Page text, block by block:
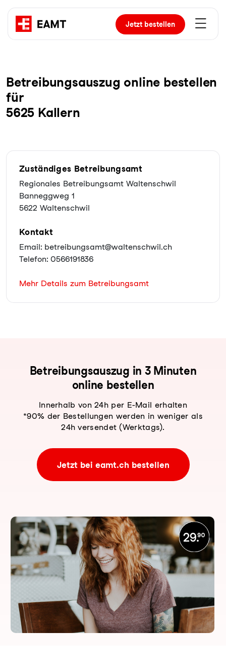
Jetztbestellen
Be­trei­bungs­aus­zug online bestellen
für
5625 Kallern
Zuständiges Betreibungsamt
Regionales Betreibungsamt Waltenschwil
Banneggweg 1
5622 Waltenschwil
Kontakt
Email: betreibungsamt@waltenschwil.ch
Telefon: 0566191836
Mehr Details zum Betreibungsamt
Be­trei­bungs­aus­zug in 3 Minuten
online bestellen
Innerhalb von 24h per E-Mail erhalten
*90% der Bestellungen werden in weniger als
24h versendet (Werktags).
Jetzt bei eamt.ch bestellen